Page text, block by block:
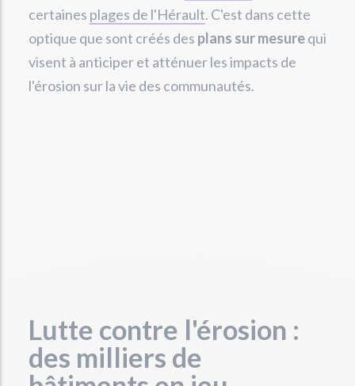
certaines plages de l'Hérault. C'est dans cette
optique que sont créés des plans sur mesurequi
visent à anticiper et atténuer les impacts de
l'érosion sur la vie des communautés.
Lutte contre l'érosion :
des milliers de